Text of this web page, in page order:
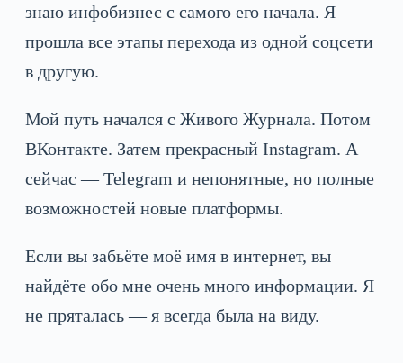
знаю инфобизнес с самого его начала. Я
прошла все этапы перехода из одной соцсети
в другую.
Мой путь начался с Живого Журнала. Потом
ВКонтакте. Затем прекрасный Instagram. А
сейчас — Telegram и непонятные, но полные
возможностей новые платформы.
Если вы забьёте моё имя в интернет, вы
найдёте обо мне очень много информации. Я
не пряталась — я всегда была на виду.